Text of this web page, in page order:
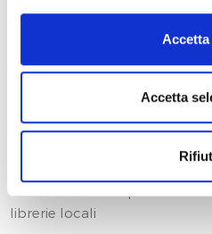
Accetta
Letture trasversali: i ragazzi
leggere storie; gli alunni
nella scuola dell’infanzia a
Di seguito i progetti e le
Presentazione di libri e
librerie locali